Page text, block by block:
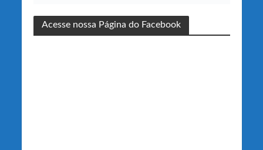
Acesse nossa Página do Facebook